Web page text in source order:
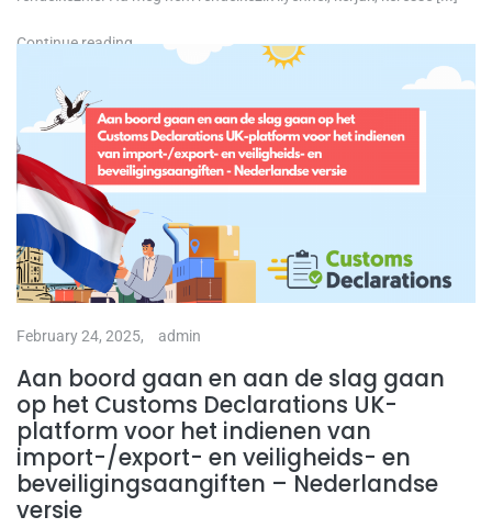
Continue reading
February 24, 2025, admin
Aan boord gaan en aan de slag gaan
op het Customs Declarations UK-
platform voor het indienen van
import-/export- en veiligheids- en
beveiligingsaangiften – Nederlandse
versie